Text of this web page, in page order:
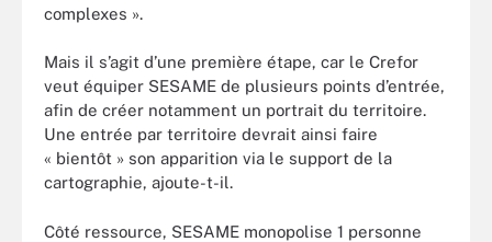
complexes ».
Mais il s’agit d’une première étape, car le Crefor
veut équiper SESAME de plusieurs points d’entrée,
afin de créer notamment un portrait du territoire.
Une entrée par territoire devrait ainsi faire
« bientôt » son apparition via le support de la
cartographie, ajoute-t-il.
Côté ressource, SESAME monopolise 1 personne